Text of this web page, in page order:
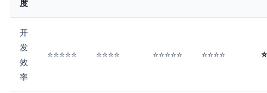
度
开
发
效
率
⭐⭐⭐⭐⭐ ⭐⭐⭐⭐ ⭐⭐⭐⭐⭐ ⭐⭐⭐⭐